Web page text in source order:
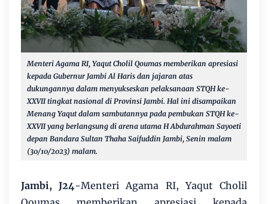
Menteri Agama RI, Yaqut Cholil Qoumas memberikan apresiasi
kepada Gubernur Jambi Al Haris dan jajaran atas
dukungannya dalam menyukseskan pelaksanaan STQH ke-
XXVII tingkat nasional di Provinsi Jambi. Hal ini disampaikan
Menang Yaqut dalam sambutannya pada pembukan STQH ke-
XXVII yang berlangsung di arena utama H Abdurahman Sayoeti
depan Bandara Sultan Thaha Saifuddin Jambi, Senin malam
(30/10/2023) malam.
Jambi, J24-Menteri Agama RI, Yaqut Cholil